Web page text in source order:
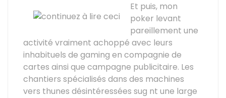
Et puis, mon
poker levant
pareillement une
activité vraiment achoppé avec leurs
inhabituels de gaming en compagnie de
cartes ainsi que campagne publicitaire. Les
chantiers spécialisés dans des machines
vers thunes désintéressées sug nt une large